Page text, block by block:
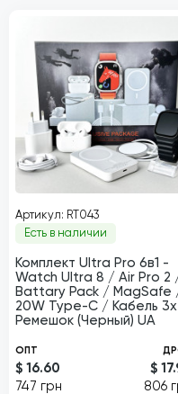
Артикул: RT043
Есть в наличии
Комплект Ultrа Pro 6в1 -
Watch Ultra 8 / Air Pro 2
Battary Pack / MagSafe
20W Type-С / Кабель
Ремешок (Черный) UA
ОПТ
$ 16.60
747 грн
$
806